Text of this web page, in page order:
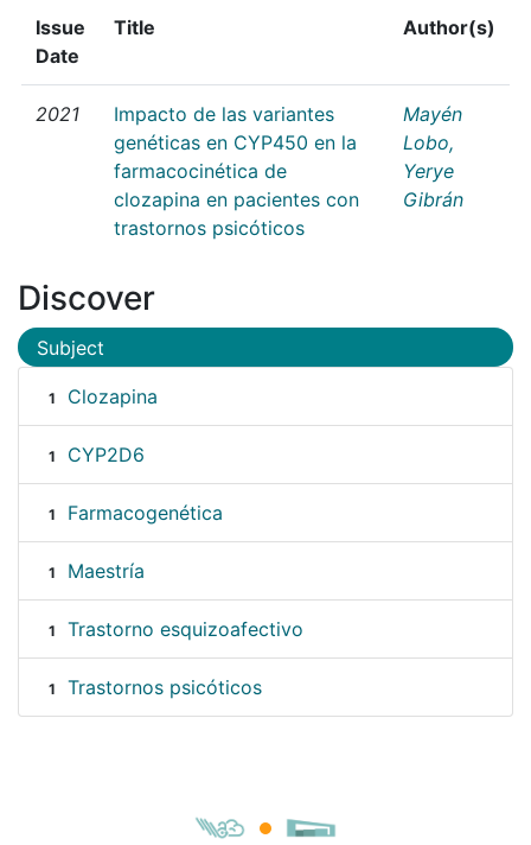
Issue
Date
Title Author(s)
2021
Impacto de las variantes
genéticas en CYP450 en la
farmacocinética de
clozapina en pacientes con
trastornos psicóticos
Mayén
Lobo,
Yerye
Gibrán
Discover
Subject
1 Clozapina
1 CYP2D6
1 Farmacogenética
1 Maestría
1 Trastorno esquizoafectivo
1 Trastornos psicóticos